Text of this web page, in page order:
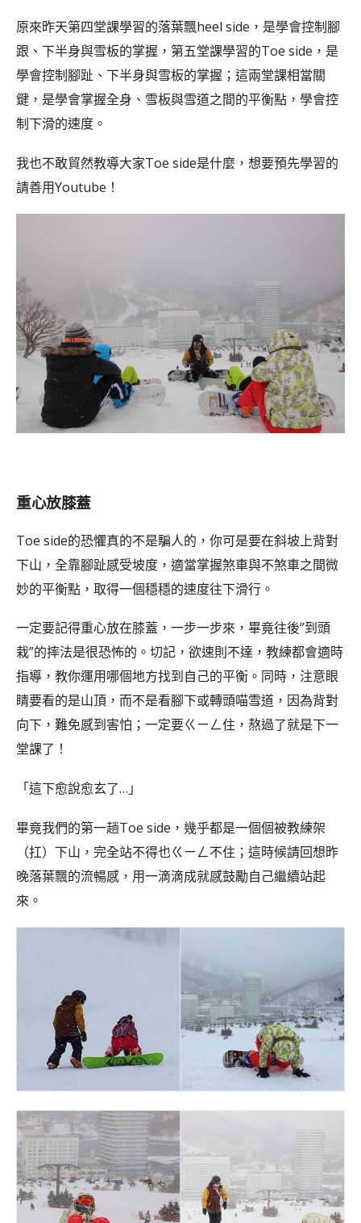
原來昨天第四堂課學習的落葉飄heel side，是學會控制腳
跟、下半身與雪板的掌握，第五堂課學習的Toe side，是
學會控制腳趾、下半身與雪板的掌握；這兩堂課相當關
鍵，是學會掌握全身、雪板與雪道之間的平衡點，學會控
制下滑的速度。
我也不敢貿然教導大家Toe side是什麼，想要預先學習的
請善用Youtube！
重心放膝蓋
Toe side的恐懼真的不是騙人的，你可是要在斜坡上背對
下山，全靠腳趾感受坡度，適當掌握煞車與不煞車之間微
妙的平衡點，取得一個穩穩的速度往下滑行。
一定要記得重心放在膝蓋，一步一步來，畢竟往後”到頭
栽”的摔法是很恐怖的。切記，欲速則不達，教練都會適時
指導，教你運用哪個地方找到自己的平衡。同時，注意眼
睛要看的是山頂，而不是看腳下或轉頭喵雪道，因為背對
向下，難免感到害怕；一定要ㄍㄧㄥ住，熬過了就是下一
堂課了！
「這下愈說愈玄了…」
畢竟我們的第一趟Toe side，幾乎都是一個個被教練架
（扛）下山，完全站不得也ㄍㄧㄥ不住；這時候請回想昨
晚落葉飄的流暢感，用一滴滴成就感鼓勵自己繼續站起
來。